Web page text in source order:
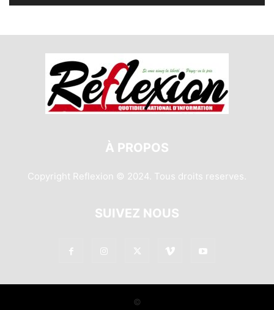
À PROPOS
Copyright Reflexion © 2024. Tous droits reserves.
SUIVEZ NOUS
©